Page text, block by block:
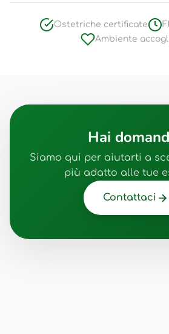
Ostetriche certificate
Ambiente
Hai
Siamo qui per aiutarti a
più adatto alle tue
Contattaci